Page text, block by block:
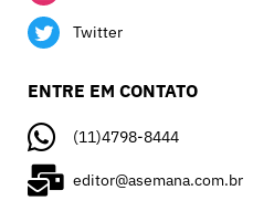
Twitter
ENTRE EM CONTATO
(11)4798-8444
editor@asemana.com.br